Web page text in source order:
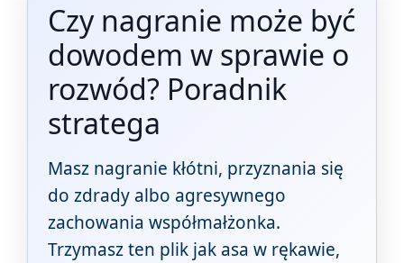
Czy nagranie może być
dowodem w sprawie o
rozwód? Poradnik
stratega
Masz nagranie kłótni, przyznania się
do zdrady albo agresywnego
zachowania współmałżonka.
Trzymasz ten plik jak asa w rękawie,